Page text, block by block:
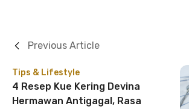
Tips & Lifestyle
4 Resep Kue Kering Devina
Hermawan Antigagal, Rasa
Previous Article